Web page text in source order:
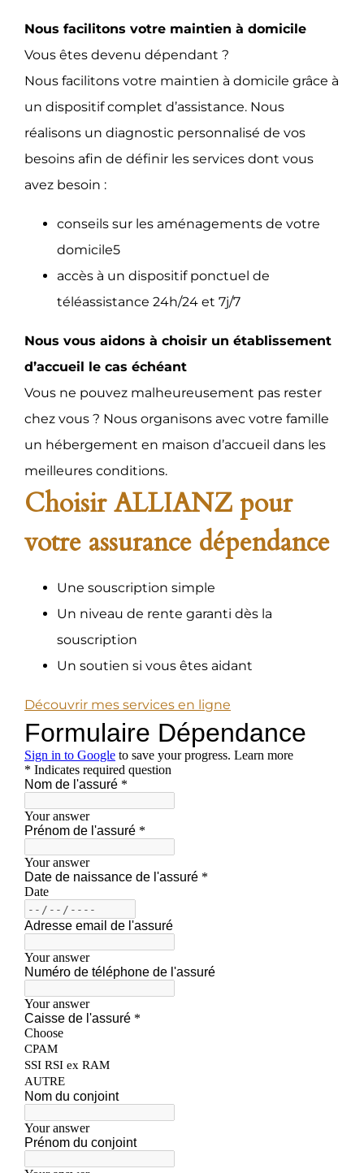
Nous facilitons votre maintien à domicile
Vous êtes devenu dépendant ?
Nous facilitons votre maintien à domicile grâce à
un dispositif complet d’assistance. Nous
réalisons un diagnostic personnalisé de vos
besoins afin de définir les services dont vous
avez besoin :
conseils sur les aménagements de votre
domicile5
accès à un dispositif ponctuel de
téléassistance 24h/24 et 7j/7
Nous vous aidons à choisir un établissement
d’accueil le cas échéant
Vous ne pouvez malheureusement pas rester
chez vous ? Nous organisons avec votre famille
un hébergement en maison d’accueil dans les
meilleures conditions.
Choisir ALLIANZ pour
votre assurance dépendance
Une souscription simple
Un niveau de rente garanti dès la
souscription
Un soutien si vous êtes aidant
Découvrir mes services en ligne